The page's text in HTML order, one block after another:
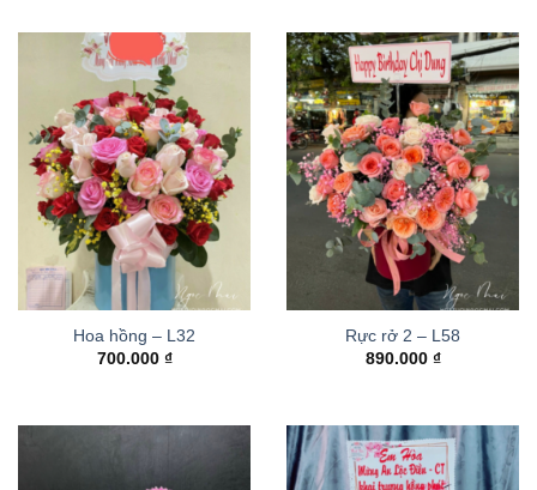
Hoa hồng – L32
700.000 ₫
Rực rở 2 – L58
890.000 ₫